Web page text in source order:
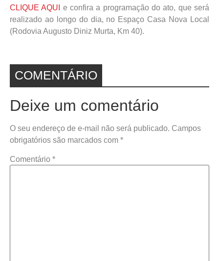
CLIQUE AQUI
e confira a programação do ato, que será
realizado ao longo do dia, no Espaço Casa Nova Local
(Rodovia Augusto Diniz Murta, Km 40).
COMENTÁRIO
Deixe um comentário
O seu endereço de e-mail não será publicado. Campos
obrigatórios são marcados com *
Comentário *